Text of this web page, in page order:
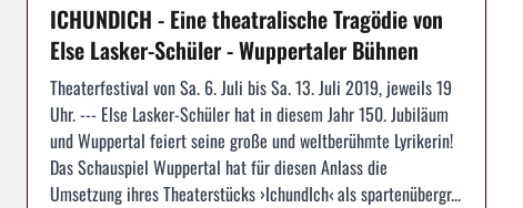
ICHUNDICH - Eine theatralische Tragödie von
Else Lasker-Schüler - Wuppertaler Bühnen
Theaterfestival von Sa. 6. Juli bis Sa. 13. Juli 2019, jeweils 19
Uhr. --- Else Lasker-Schüler hat in diesem Jahr 150. Jubiläum
und Wuppertal feiert seine große und weltberühmte Lyrikerin!
Das Schauspiel Wuppertal hat für diesen Anlass die
Umsetzung ihres Theaterstücks ›IchundIch‹ als spartenübergr...